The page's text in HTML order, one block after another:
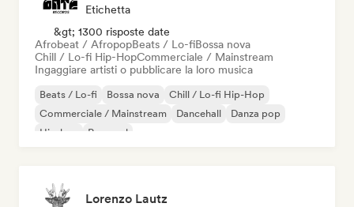
Etichetta
&gt; 1300 risposte date
Afrobeat / AfropopBeats / Lo-fiBossa nova
Chill / Lo-fi Hip-HopCommerciale / Mainstream
Ingaggiare artisti o pubblicare la loro musica
Beats / Lo-fi Bossa nova
Chill / Lo-fi Hip-Hop
Commerciale / Mainstream
Dancehall
Danza pop
Hip-hop
Pop soul
Lorenzo Lautz